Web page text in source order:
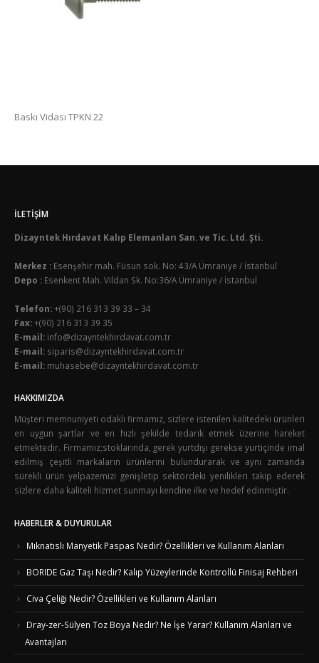
Baskı Vidası TPKN 22
İLETIŞIM
Dizayntek Hırdavat Kalıp Elemanları San. ve Tic. Ltd. Şti.
Merkez : Esenşehir mah. Füsun sok. No: 43/A Ümraniye / İstanbul
Depo : Esenkent Mah. Vildan Sk. No:36/A Ümraniye / İstanbul
Telefon:+(90) 216 313 39 33 – 34
Fax:+(90) 216 313 39 35
E-mail: info@dizayntekhirdavat.com.tr
E-mail: siparis@dizayntekhirdavat.com.tr
E-mail: muhasebe@dizayntekhirdavat.com.tr
HAKKIMIZDA
Müşteri memnuniyeti odaklı firmamız, sizlere istenilen kalitedeki ürünleri
en uygun şartlar ve en hızlı şekilde tedarik etmek üzerine hareket
etmektedir. Firmamız;stoklarında, gerek yurtdışı gerekse yurtiçinde imal
edilmiş çeşitli markaların ürünlerini bulundurarak ve aynı zamanda
sürekli ürün yelpazemizi genişletip sektördeki yenilikleri takip ederek
sizlere daha kaliteli hizmet sunmayı kendine ilke ve hedef edinmiştir.
HABERLER & DUYURULAR
Mıknatıslı Manyetik Paspas Nedir? Özellikleri ve Kullanım Alanları
BORIDE Gaz Taşı Nedir? Kalıp Yüzeylerinde Kontrollü Finisaj Rehberi
Civa Çeliği Nedir? Özellikleri ve Kullanım Alanları
Dray-zer-Sülyen Toz Boya Nedir? Ne İşe Yarar? Kullanım Alanları ve
Avantajları